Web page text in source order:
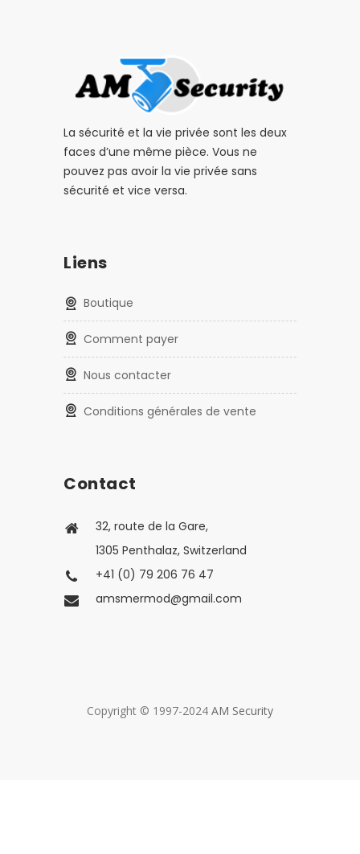
La sécurité et la vie privée sont les deux
faces d’une même pièce. Vous ne
pouvez pas avoir la vie privée sans
sécurité et vice versa.
Liens
Boutique
Comment payer
Nous contacter
Conditions générales de vente
Contact
32, route de la Gare,
1305 Penthalaz, Switzerland
+41 (0) 79 206 76 47
amsmermod@gmail.com
Copyright © 1997-2024 AM Security